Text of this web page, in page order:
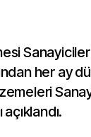
her ay